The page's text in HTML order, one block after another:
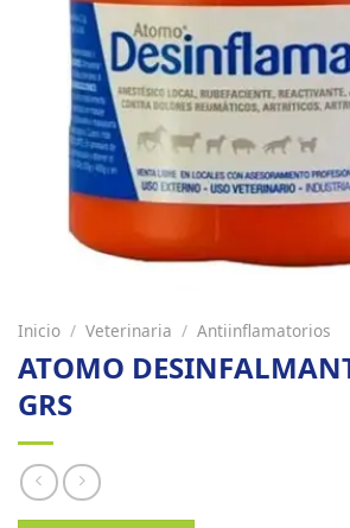
Inicio / Veterinaria / Antiinflamatorios
ATOMO
GRS